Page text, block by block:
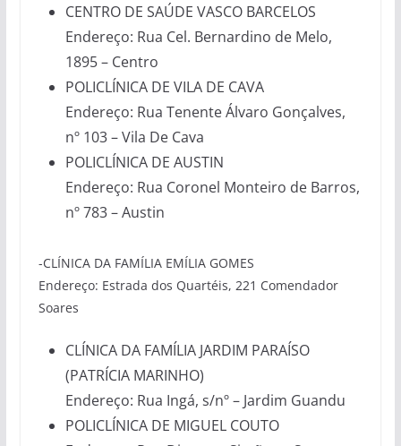
CENTRO DE SAÚDE VASCO BARCELOS
Endereço: Rua Cel. Bernardino de Melo,
1895 – Centro
POLICLÍNICA DE VILA DE CAVA
Endereço: Rua Tenente Álvaro Gonçalves,
nº 103 – Vila De Cava
POLICLÍNICA DE AUSTIN
Endereço: Rua Coronel Monteiro de Barros,
nº 783 – Austin
-CLÍNICA DA FAMÍLIA EMÍLIA GOMES
Endereço: Estrada dos Quartéis, 221 Comendador
Soares
CLÍNICA DA FAMÍLIA JARDIM PARAÍSO
(PATRÍCIA MARINHO)
Endereço: Rua Ingá, s/nº – Jardim Guandu
POLICLÍNICA DE MIGUEL COUTO